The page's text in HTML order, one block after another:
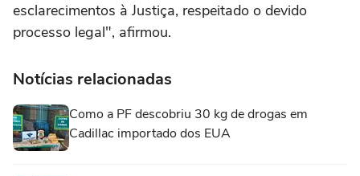
esclarecimentos à Justiça, respeitado o devido
processo legal", afirmou.
Notícias relacionadas
Como a PF descobriu 30 kg de drogas em
Cadillac importado dos EUA